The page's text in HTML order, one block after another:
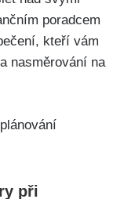
poradcem
kteří vám
nasměrování na
při